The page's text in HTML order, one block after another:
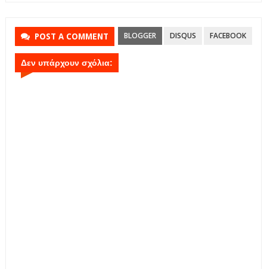
POST A COMMENT BLOGGER DISQUS FACEBOOK
Δεν υπάρχουν σχόλια: